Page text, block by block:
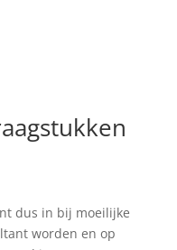
dus in bij moeilijke
worden en op